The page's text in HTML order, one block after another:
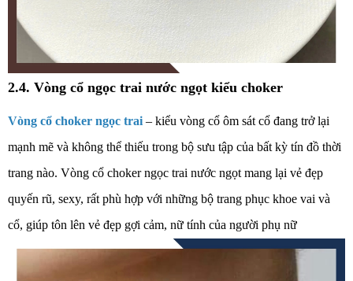
2.4. Vòng cổ ngọc trai nước ngọt kiểu choker
Vòng cổ choker ngọc trai – kiểu vòng cổ ôm sát cổ đang trở lại
mạnh mẽ và không thể thiếu trong bộ sưu tập của bất kỳ tín đồ thời
trang nào. Vòng cổ choker ngọc trai nước ngọt mang lại vẻ đẹp
quyến rũ, sexy, rất phù hợp với những bộ trang phục khoe vai và
cổ, giúp tôn lên vẻ đẹp gợi cảm, nữ tính của người phụ nữ